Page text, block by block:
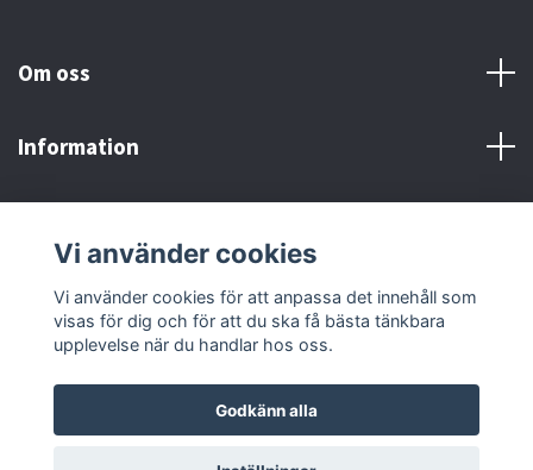
Om oss
Information
Sociala medier
© 2026 Adrenaline Motors & Workshop AB
Vi använder cookies
Vi använder cookies för att anpassa det innehåll som
visas för dig och för att du ska få bästa tänkbara
upplevelse när du handlar hos oss.
Godkänn alla